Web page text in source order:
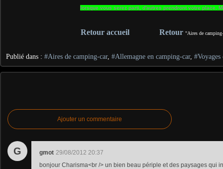
lorsque vous serez parti, d'autres prendront votre place.
Retour accueil Retour "Aires de
Publié dans : #Aires de camping-car, #Allemagne en camping-car,
Ajouter un commentaire
G gmot 29/08/2012 20:37
bonjour Charisma<br /> un bien beau périple et des paysages qui